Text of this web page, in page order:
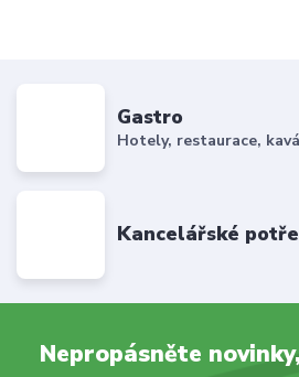
Gastro
Hotely, restaurace,
Kancelářské
Nepropásněte